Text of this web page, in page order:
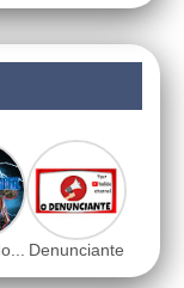
Denunciante